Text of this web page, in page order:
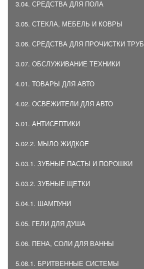
3.04. СРЕДСТВА ДЛЯ ПОЛА
3.05. СТЕКЛА, МЕБЕЛЬ И КОВРЫ
3.06. СРЕДСТВА ДЛЯ ПРОЧИСТКИ ТРУБ
3.07. ОБСЛУЖИВАНИЕ ТЕХНИКИ
4.01. ТОВАРЫ ДЛЯ АВТО
4.02. ОСВЕЖИТЕЛИ ДЛЯ АВТО
5.01. АНТИСЕПТИКИ
5.02.2. МЫЛО ЖИДКОЕ
5.03.1. ЗУБНЫЕ ПАСТЫ И ПОРОШКИ
5.03.2. ЗУБНЫЕ ЩЕТКИ
5.04.1. ШАМПУНИ
5.05. ГЕЛИ ДЛЯ ДУША
5.06. ПЕНА, СОЛИ ДЛЯ ВАННЫ
5.08.1. БРИТВЕННЫЕ СИСТЕМЫ